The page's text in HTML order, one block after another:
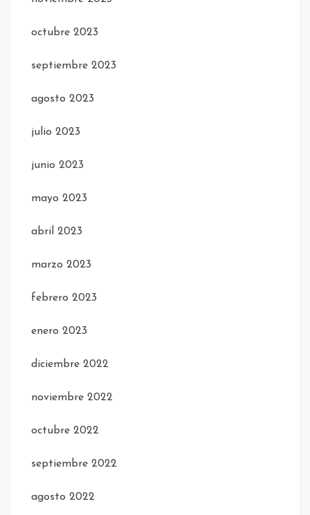
octubre 2023
septiembre 2023
agosto 2023
julio 2023
junio 2023
mayo 2023
abril 2023
marzo 2023
febrero 2023
enero 2023
diciembre 2022
noviembre 2022
octubre 2022
septiembre 2022
agosto 2022